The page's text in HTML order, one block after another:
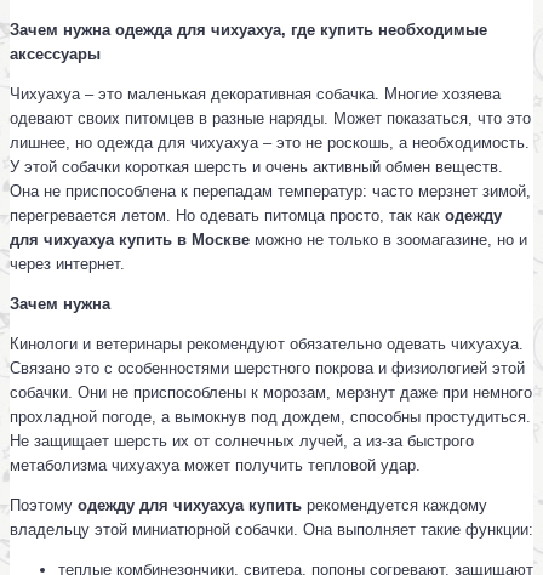
Зачем нужна одежда для чихуахуа, где купить необходимые
аксессуары
Чихуахуа – это маленькая декоративная собачка. Многие хозяева
одевают своих питомцев в разные наряды. Может показаться, что это
лишнее, но одежда для чихуахуа – это не роскошь, а необходимость.
У этой собачки короткая шерсть и очень активный обмен веществ.
Она не приспособлена к перепадам температур: часто мерзнет зимой,
перегревается летом. Но одевать питомца просто, так как одежду
для чихуахуа купить в Москве можно не только в зоомагазине, но и
через интернет.
Зачем нужна
Кинологи и ветеринары рекомендуют обязательно одевать чихуахуа.
Связано это с особенностями шерстного покрова и физиологией этой
собачки. Они не приспособлены к морозам, мерзнут даже при немного
прохладной погоде, а вымокнув под дождем, способны простудиться.
Не защищает шерсть их от солнечных лучей, а из-за быстрого
метаболизма чихуахуа может получить тепловой удар.
Поэтому одежду для чихуахуа купить рекомендуется каждому
владельцу этой миниатюрной собачки. Она выполняет такие функции:
теплые комбинезончики, свитера, попоны согревают, защищают